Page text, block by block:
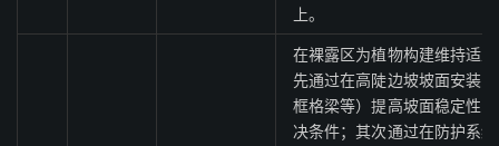
上。
在裸露区为植物构建维持适
先通过在高陡边坡坡面安装
框格梁等）提高坡面稳定性
决条件；其次通过在防护系